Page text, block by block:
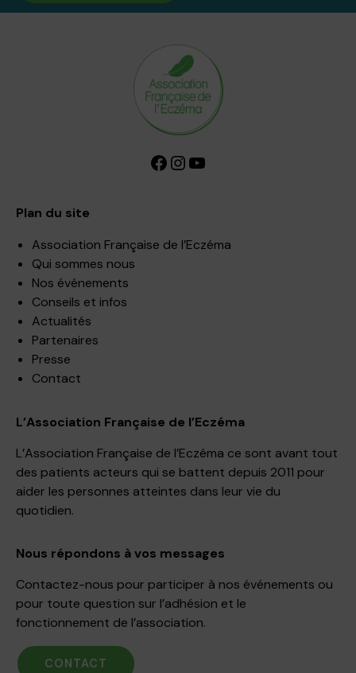
Facebook InstagramYouTube
Plan du site
Association Française de l’Eczéma
Qui sommes nous
Nos événements
Conseils et infos
Actualités
Partenaires
Presse
Contact
L’Association Française de l’Eczéma
L’Association Française de l’Eczéma ce sont avant tout
des patients acteurs qui se battent depuis 2011 pour
aider les personnes atteintes dans leur vie du
quotidien.
Nous répondons à vos messages
Contactez-nous pour participer à nos événements ou
pour toute question sur l’adhésion et le
fonctionnement de l’association.
CONTACT